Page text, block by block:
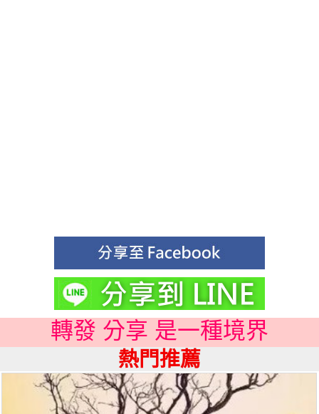
轉發 分享 是一種境界
熱門推薦